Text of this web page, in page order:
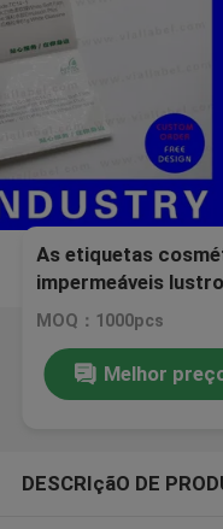
As etiquetas
impermeáveis
etiquetas rolam
MOQ：1000pcs
Melhor
DESCRIçãO DE